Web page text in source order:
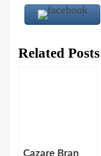
Related
Cazare Bran